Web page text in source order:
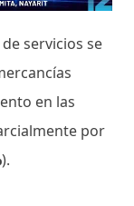
servicios se
en las
por
).